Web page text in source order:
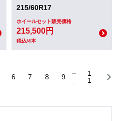
215/60R17
ホイールセット販売価格
215,500円
税込/4本
6 7 8 9
1
1